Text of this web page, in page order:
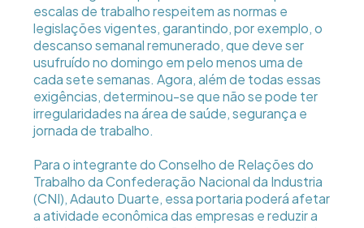
escalas de trabalho respeitem as normas e
legislações vigentes, garantindo, por exemplo, o
descanso semanal remunerado, que deve ser
usufruído no domingo em pelo menos uma de
cada sete semanas. Agora, além de todas essas
exigências, determinou-se que não se pode ter
irregularidades na área de saúde, segurança e
jornada de trabalho.
Para o integrante do Conselho de Relações do
Trabalho da Confederação Nacional da Industria
(CNI), Adauto Duarte, essa portaria poderá afetar
a atividade econômica das empresas e reduzir a